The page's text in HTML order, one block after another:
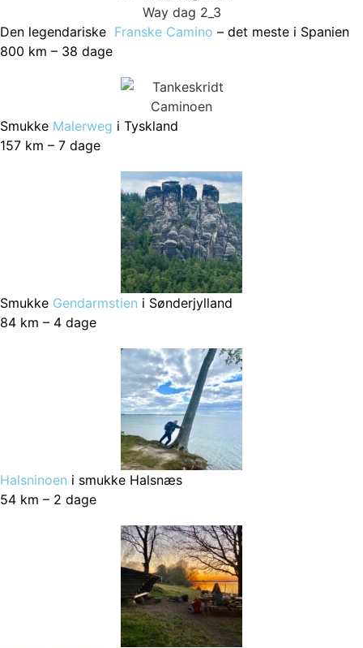
Den legendariske Franske Camino – det meste i Spanien
800 km – 38 dage
Smukke Malerweg i Tyskland
157 km – 7 dage
Smukke Gendarmstien i Sønderjylland
84 km – 4 dage
Halsninoen i smukke Halsnæs
54 km – 2 dage